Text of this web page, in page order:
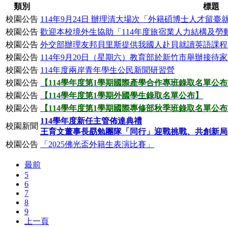
類別 標題
校園公告 114年9月24日 辦理清大場次「外籍碩博士人才留臺
校園公告 歡迎本校境外生協助「114年度旅宿業人力結構及勞
校園公告 外交部辦理友邦貝里斯提供我國人赴貝就讀英語課
校園公告 114年9月20日（星期六）教育部於新竹市舉辦接待
校園公告 114年度兩岸青年學生公民新聞研習營
校園公告
【114學年度第1學期國際產學合作專班錄取名單公布
校園公告
【114學年度第1學期外國學生錄取名單公布】
校園公告
【114學年度第1學期國際專修部秋季班錄取名單公布
校園新聞
114學年度新任主管佈達典禮
王育文董事長勗勉團隊「同行」迎戰挑戰、共創新局
校園公告 「2025佛光盃外籍生表演比賽」
最前
5
6
7
8
9
上一頁